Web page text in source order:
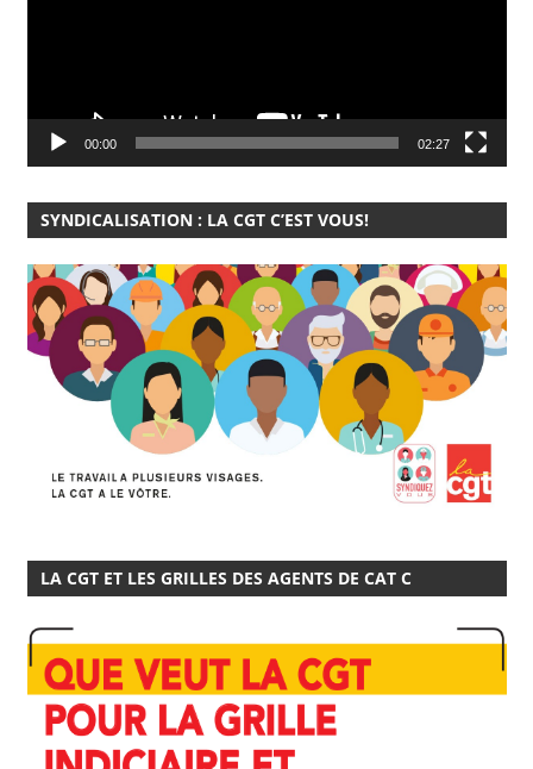
00:00 02:27
SYNDICALISATION : LA CGT C’EST VOUS!
LA CGT ET LES GRILLES DES AGENTS DE CAT C